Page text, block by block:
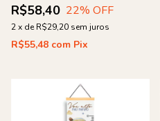
R$58,40 22% OFF
2x de R$29,20 sem juros
R$55,48 com Pix